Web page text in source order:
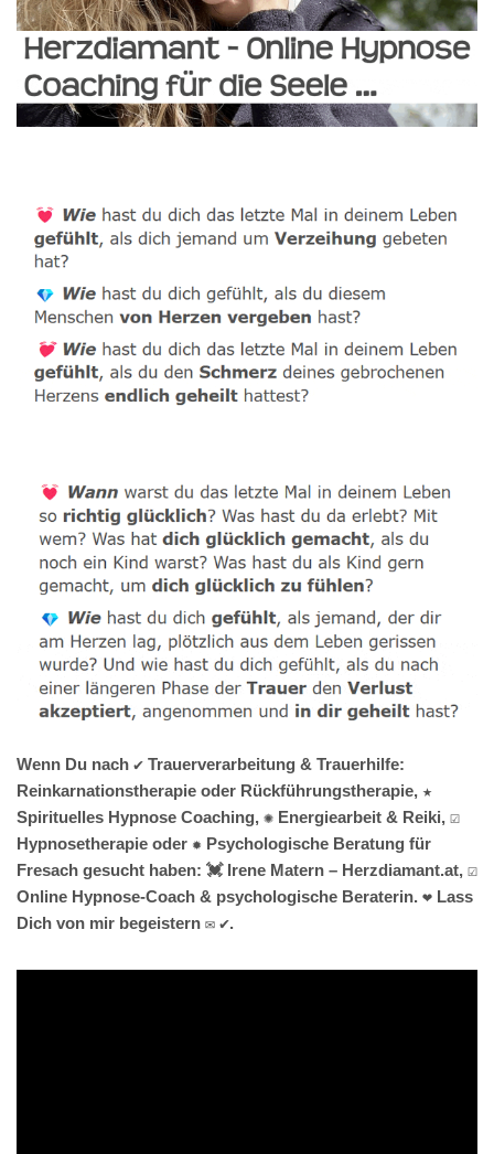
Wenn Du nach ✔️ Trauerverarbeitung & Trauerhilfe:
Reinkarnationstherapie oder Rückführungstherapie, ★
Spirituelles Hypnose Coaching, ✺ Energiearbeit & Reiki, ☑️
Hypnosetherapie oder ✹ Psychologische Beratung für
Fresach gesucht haben: 💓️ Irene Matern – Herzdiamant.at, ☑️
Online Hypnose-Coach & psychologische Beraterin. ❤ Lass
Dich von mir begeistern ✉ ✔.